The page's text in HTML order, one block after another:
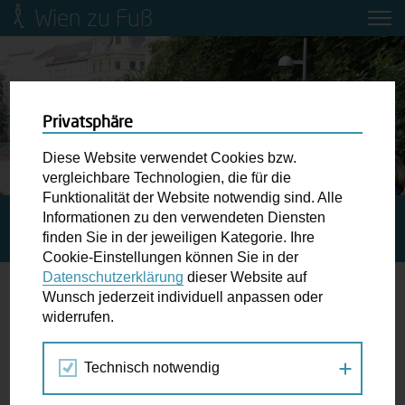
Wien zu Fuß
Mobilitätsbildung für Kinder und
Jugendliche
Ringstraße-Neugestaltung
Wiener Fußwegekarte
Newsletter abonnieren
Wunschbox
der Ampel ...
STARTSEITE BLOG
GEH-CAFÉ: KURZE WEGE IN
MARGARETEN
Geh-Café: Kurze Wege in Margareten
29.06.2023
Geh-Café
Verkehrspolitik
Wien zu
Privatsphäre
Diese Website verwendet Cookies bzw.
vergleichbare Technologien, die für die
Funktionalität der Website notwendig sind. Alle
Informationen zu den verwendeten Diensten
finden Sie in der jeweiligen Kategorie. Ihre
Cookie-Einstellungen können Sie in der
Datenschutzerklärung dieser Website auf
Wunsch jederzeit individuell anpassen oder
widerrufen.
Technisch notwendig